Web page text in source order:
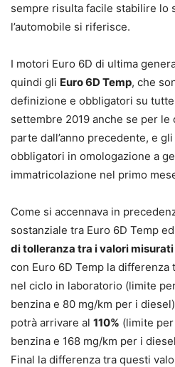
sempre risulta facile stabilire lo
l’automobile si riferisce.
I motori Euro 6D di ultima
quindi gli Euro 6D Temp, che
definizione e obbligatori su
settembre 2019 anche se per le
parte dall’anno precedente, e gli
obbligatori in omologazione a
immatricolazione nel primo
Come si accennava in
sostanziale tra Euro 6D Temp
di tolleranza tra i valori misurati
con Euro 6D Temp la
nel ciclo in laboratorio (limite
benzina e 80 mg/km per i
potrà arrivare al 110% (limite
benzina e 168 mg/km per i
Final la differenza tra questi